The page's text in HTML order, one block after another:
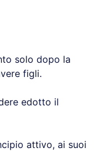
solo dopo la
figli.
edotto il
attivo, ai suoi